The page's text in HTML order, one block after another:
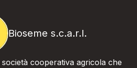
Bioseme s.c.a.r.l.
cooperativa agricola che